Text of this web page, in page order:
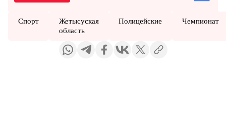
Спорт
Жетысуская
область
Полицейские Чемпионат